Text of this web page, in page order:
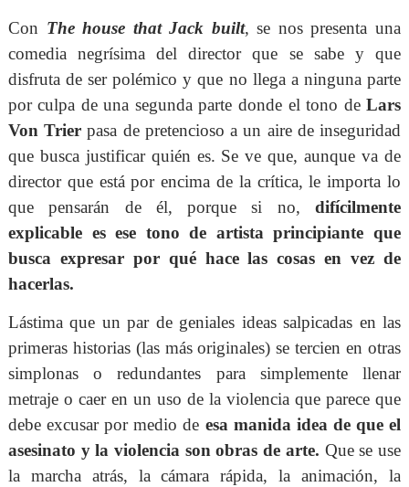
Con The house that Jack built, se nos presenta una
comedia negrísima del director que se sabe y que
disfruta de ser polémico y que no llega a ninguna parte
por culpa de una segunda parte donde el tono deLars
Von Trier pasa de pretencioso a un aire de inseguridad
que busca justificar quién es. Se ve que, aunque va de
director que está por encima de la crítica, le importa lo
que pensarán de él, porque si no,difícilmente
explicable es ese tono de artista principiante que
busca expresar por qué hace las cosas en vez de
hacerlas.
Lástima que un par de geniales ideas salpicadas en las
primeras historias (las más originales) se tercien en otras
simplonas o redundantes para simplemente llenar
metraje o caer en un uso de la violencia que parece que
debe excusar por medio de esa manida idea de que el
asesinato y la violencia son obras de arte. Que se use
la marcha atrás, la cámara rápida, la animación, la